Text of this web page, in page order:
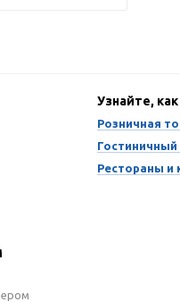
Узнайте,
Розничная
Гостиничный
Рестораны и